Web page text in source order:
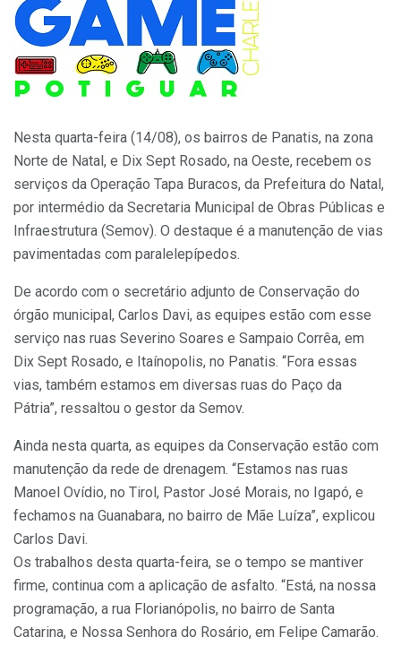
Nesta quarta-feira (14/08), os bairros de Panatis, na zona
Norte de Natal, e Dix Sept Rosado, na Oeste, recebem os
serviços da Operação Tapa Buracos, da Prefeitura do Natal,
por intermédio da Secretaria Municipal de Obras Públicas e
Infraestrutura (Semov). O destaque é a manutenção de vias
pavimentadas com paralelepípedos.
De acordo com o secretário adjunto de Conservação do
órgão municipal, Carlos Davi, as equipes estão com esse
serviço nas ruas Severino Soares e Sampaio Corrêa, em
Dix Sept Rosado, e Itaínopolis, no Panatis. “Fora essas
vias, também estamos em diversas ruas do Paço da
Pátria”, ressaltou o gestor da Semov.
Ainda nesta quarta, as equipes da Conservação estão com
manutenção da rede de drenagem. “Estamos nas ruas
Manoel Ovídio, no Tirol, Pastor José Morais, no Igapó, e
fechamos na Guanabara, no bairro de Mãe Luíza”, explicou
Carlos Davi.
Os trabalhos desta quarta-feira, se o tempo se mantiver
firme, continua com a aplicação de asfalto. “Está, na nossa
programação, a rua Florianópolis, no bairro de Santa
Catarina, e Nossa Senhora do Rosário, em Felipe Camarão.